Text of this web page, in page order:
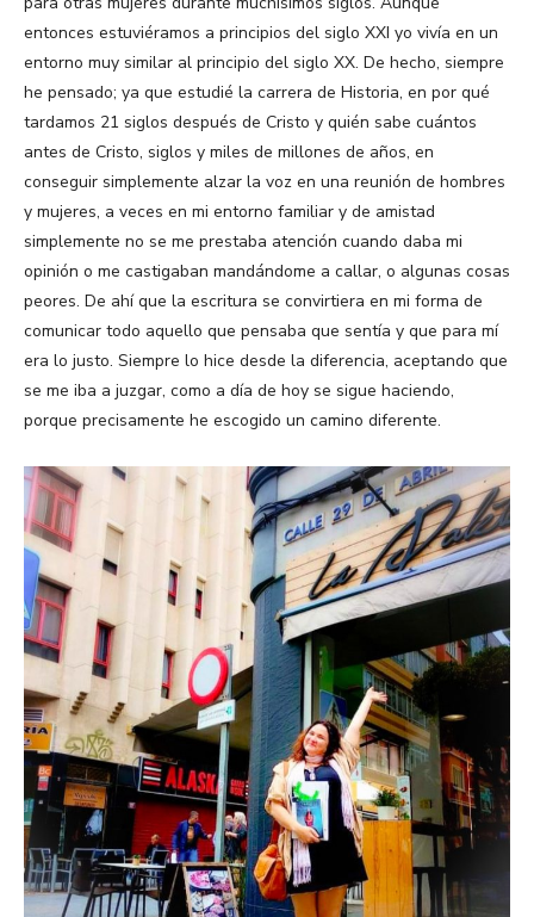
entonces estuviéramos a principios del siglo XXI yo vivía en un
entorno muy similar al principio del siglo XX. De hecho, siempre
he pensado; ya que estudié la carrera de Historia, en por qué
tardamos 21 siglos después de Cristo y quién sabe cuántos
antes de Cristo, siglos y miles de millones de años, en
conseguir simplemente alzar la voz en una reunión de hombres
y mujeres, a veces en mi entorno familiar y de amistad
simplemente no se me prestaba atención cuando daba mi
opinión o me castigaban mandándome a callar, o algunas cosas
peores. De ahí que la escritura se convirtiera en mi forma de
comunicar todo aquello que pensaba que sentía y que para mí
era lo justo. Siempre lo hice desde la diferencia, aceptando que
se me iba a juzgar, como a día de hoy se sigue haciendo,
porque precisamente he escogido un camino diferente.